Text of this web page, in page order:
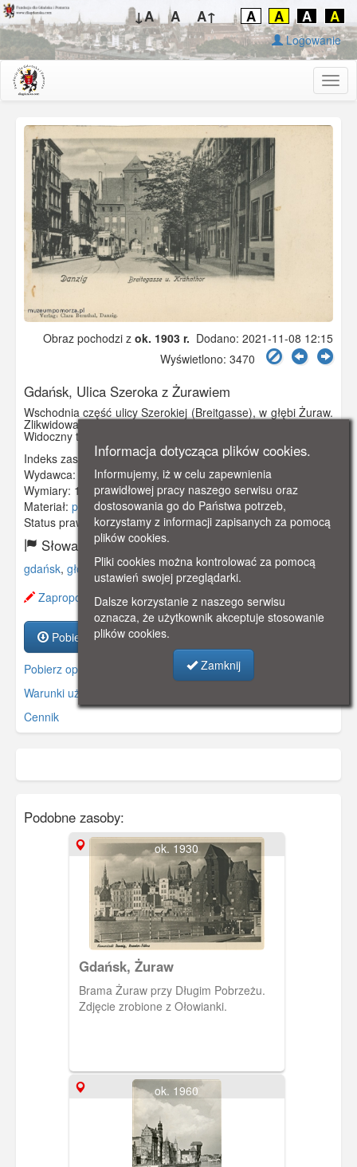
↓A A A↑ A A A A
Logowanie
Obraz pochodzi z ok. 1903 r. Dodano: 2021-11-08 12:15
Wyświetlono: 3470
Gdańsk, Ulica Szeroka z Żurawiem
Wschodnia część ulicy Szerokiej (Breitgasse), w głębi Żuraw.
Zlikwidowane są przedproża i ułożone nowe chodniki.
Widoczny tez tramwaj, który kursował po ulicy Szerokiej.
Indeks zasobu:GSP02857
Wydawca:
Clara Bernthal, Danzig
Wymiary: 140 x 90 mm
Materiał: pocztówka
Status prawny:Użycie Niekomercyjne
Słowa kluczowe:
gdańsk, główne miasto,szeroka, żuraw,tramwaj,
Zaproponuj zmianę opisu.
Pobierz zasób
Pobierz opis
Warunki używania zasobów.
Cennik
Podobne zasoby:
ok. 1930
Gdańsk, Żuraw
Brama Żuraw przy Długim Pobrzeżu.
Zdjęcie zrobione z Ołowianki.
ok. 1960
Informacja dotycząca plików cookies.
Informujemy, iż w celu zapewnienia
prawidłowej pracy naszego serwisu oraz
dostosowania go do Państwa potrzeb,
korzystamy z informacji zapisanych za pomocą
plików cookies.
Pliki cookies można kontrolować za pomocą
ustawień swojej przeglądarki.
Dalsze korzystanie z naszego serwisu
oznacza, że użytkownik akceptuje stosowanie
plików cookies.
Zamknij